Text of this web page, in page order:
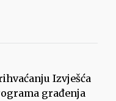
Izvješća
građenja